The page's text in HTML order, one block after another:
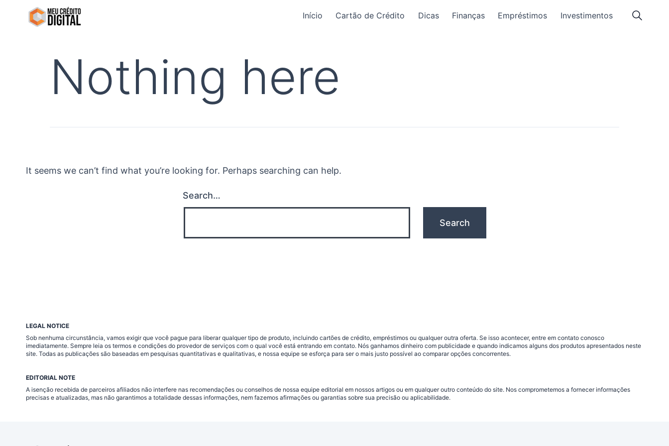
Início Cartão de Crédito Dicas Finanças Empréstimos Investimentos
Nothing here
It seems we can’t find what you’re looking for. Perhaps searching can help.
Search…
LEGAL NOTICE
Sob nenhuma circunstância, vamos exigir que você pague para liberar qualquer tipo de produto, incluindo cartões de crédito, empréstimos ou qualquer outra oferta. Se isso acontecer, entre em contato conosco
imediatamente. Sempre leia os termos e condições do provedor de serviços com o qual você está entrando em contato. Nós ganhamos dinheiro com publicidade e quando indicamos alguns dos produtos apresentados neste
site. Todas as publicações são baseadas em pesquisas quantitativas e qualitativas, e nossa equipe se esforça para ser o mais justo possível ao comparar opções concorrentes.
EDITORIAL NOTE
A isenção recebida de parceiros afiliados não interfere nas recomendações ou conselhos de nossa equipe editorial em nossos artigos ou em qualquer outro conteúdo do site. Nos comprometemos a fornecer informações
precisas e atualizadas, mas não garantimos a totalidade dessas informações, nem fazemos afirmações ou garantias sobre sua precisão ou aplicabilidade.